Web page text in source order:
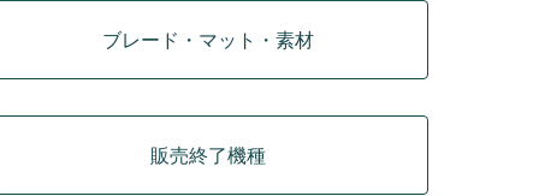
ブレード・マット・素材
販売終了機種